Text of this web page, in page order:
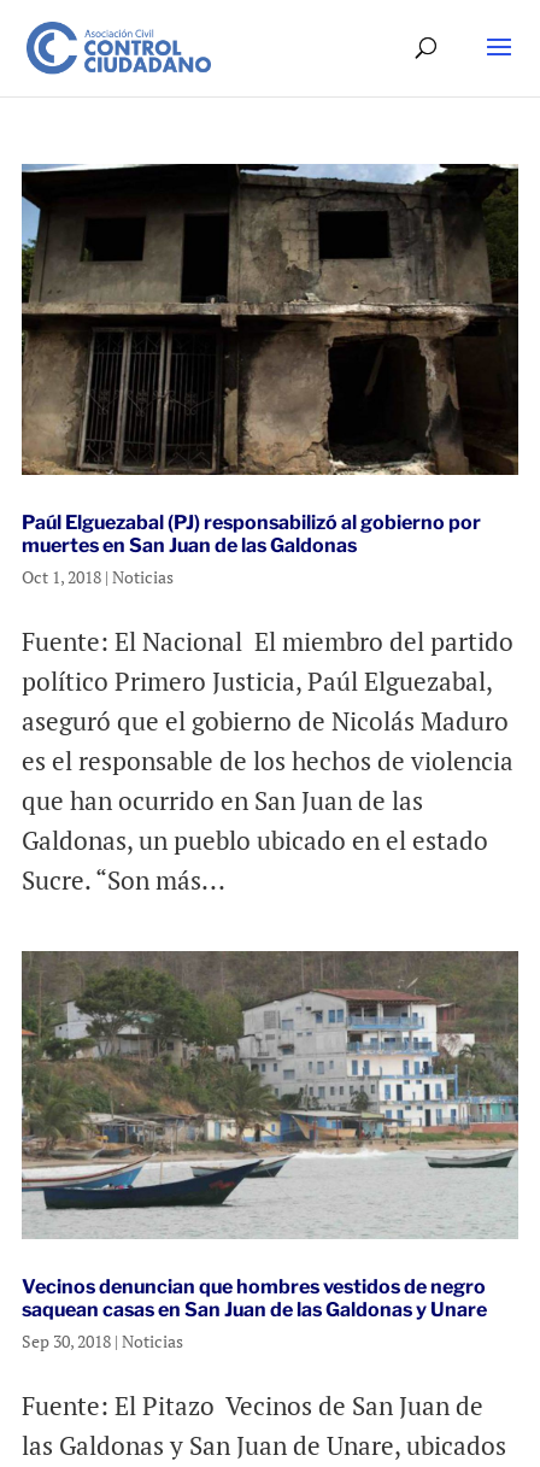
Paúl Elguezabal (PJ) responsabilizó al gobierno por
muertes en San Juan de las Galdonas
Oct 1, 2018| Noticias
Fuente: El Nacional El miembro del partido
político Primero Justicia, Paúl Elguezabal,
aseguró que el gobierno de Nicolás Maduro
es el responsable de los hechos de violencia
que han ocurrido en San Juan de las
Galdonas, un pueblo ubicado en el estado
Sucre. “Son más...
Vecinos denuncian que hombres vestidos de negro
saquean casas en San Juan de las Galdonas y Unare
Sep 30, 2018| Noticias
Fuente: El Pitazo Vecinos de San Juan de
las Galdonas y San Juan de Unare, ubicados